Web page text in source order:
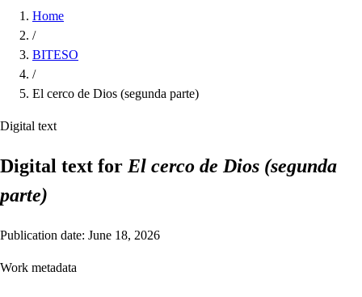
Home
/
BITESO
/
El cerco de Dios (segunda parte)
Digital text
Digital text for El cerco de Dios (segunda
parte)
Publication date: June 18, 2026
Work metadata